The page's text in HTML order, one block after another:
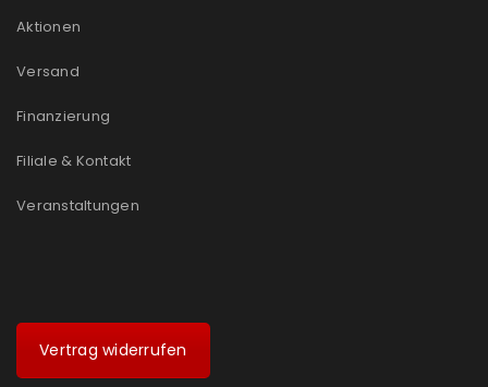
Aktionen
Versand
Finanzierung
Filiale & Kontakt
Veranstaltungen
Vertrag widerrufen